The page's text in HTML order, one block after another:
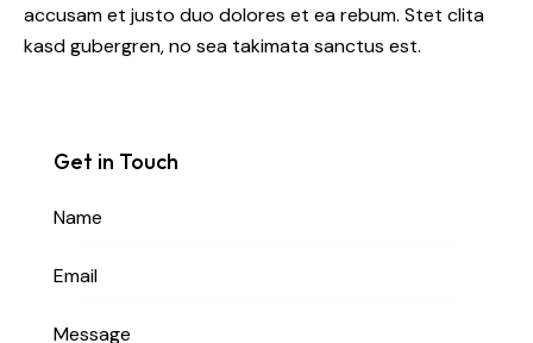
accusam et justo duo dolores et ea rebum. Stet clita
kasd gubergren, no sea takimata sanctus est.
Get in Touch